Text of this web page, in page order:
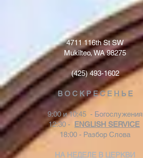
4711 116th St SW
Mukilteo, WA 98275
(425) 493-1602
В О С К Р Е С Е Н Ь Е
9:00 и 10:45 - Богослужения
12:30 - ENGLISH SERVICE
18:00 - Разбор Слова
НА НЕДЕЛЕ В ЦЕРКВИ